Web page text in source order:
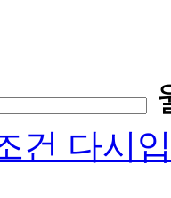
건 다시